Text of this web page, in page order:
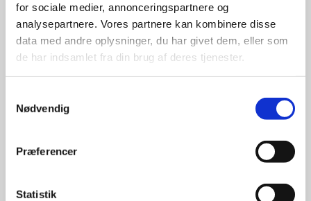
for sociale medier, annonceringspartnere og
analysepartnere. Vores partnere kan kombinere disse
data med andre oplysninger, du har givet dem, eller som
de har indsamlet fra din brug af deres tjenester.
Nødvendig
Præferencer
Statistik
For at sikre høj kvalitet og stor
leveringssikkerhed samarbejder vi
med de største og mest
anerkendte leverandører inden for
promotion.